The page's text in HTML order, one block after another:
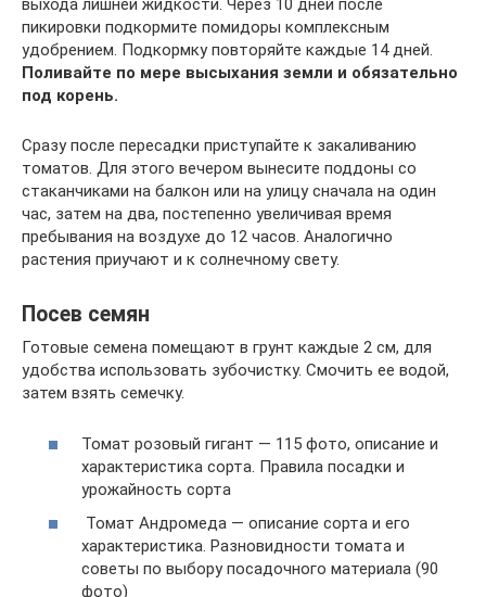
выхода лишней жидкости. Через 10 дней после
пикировки подкормите помидоры комплексным
удобрением. Подкормку повторяйте каждые 14 дней.
Поливайте по мере высыхания земли и обязательно
под корень.
Сразу после пересадки приступайте к закаливанию
томатов. Для этого вечером вынесите поддоны со
стаканчиками на балкон или на улицу сначала на один
час, затем на два, постепенно увеличивая время
пребывания на воздухе до 12 часов. Аналогично
растения приучают и к солнечному свету.
Посев семян
Готовые семена помещают в грунт каждые 2 см, для
удобства использовать зубочистку. Смочить ее водой,
затем взять семечку.
Томат розовый гигант — 115 фото, описание и
характеристика сорта. Правила посадки и
урожайность сорта
Томат Андромеда — описание сорта и его
характеристика. Разновидности томата и
советы по выбору посадочного материала (90
фото)